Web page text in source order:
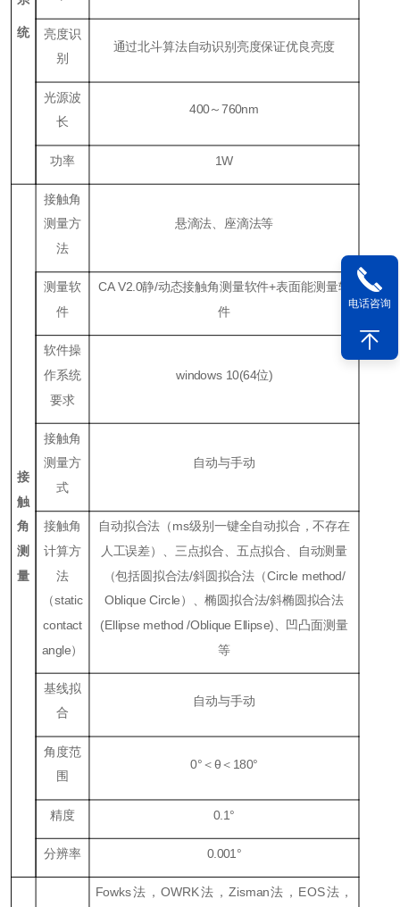
统 亮度识
别
通过北斗算法自动识别亮度保证优良亮度
光源波
长
400～760nm
功率 1W
接
触
角
测
量
接触角
测量方
法
悬滴法、座滴法等
测量软
件
CA V2.0静/动态接触角测量软件+表面能测量软
件
软件操
作系统
要求
windows 10(64位)
接触角
测量方
式
自动与手动
接触角
计算方
法
（static
contact
angle）
自动拟合法（ms级别一键全自动拟合，不存在
人工误差）、三点拟合、五点拟合、自动测量
（包括圆拟合法/斜圆拟合法（Circle method/
Oblique Circle）、椭圆拟合法/斜椭圆拟合法
(Ellipse method /Oblique Ellipse)、凹凸面测量
等
基线拟
合
自动与手动
角度范
围
0°＜θ＜180°
精度 0.1°
分辨率 0.001°
Fowks法，OWRK法，Zisman法，EOS法，
电话咨询